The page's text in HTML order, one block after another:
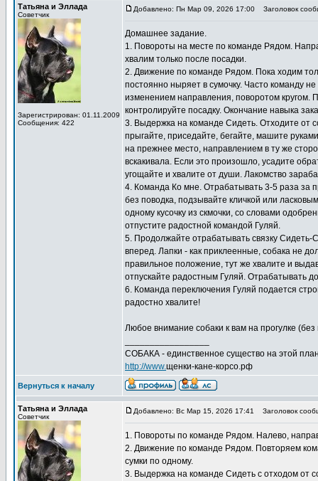
Татьяна и Эллада
Советчик
Зарегистрирован: 01.11.2009
Сообщения: 422
Добавлено: Пн Мар 09, 2026 17:00 Заголовок
Домашнее задание.
1. Повороты на месте по команде Рядом.
хвалим только после посадки.
2. Движение по команде Рядом. Пока ходим
постоянно ныряет в сумочку. Часто команду
изменением направления, поворотом кругом.
контролируйте посадку. Окончание навыка
3. Выдержка на команде Сидеть. Отходите от
прыгайте, приседайте, бегайте, машите
на прежнее место, направлением в ту же
вскакивала. Если это произошло, усадите
угощайте и хвалите от души. Лакомство
4. Команда Ко мне. Отрабатывать 3-5 раза за
без поводка, подзывайте кличкой или
одному кусочку из скмочки, со словами
отпустите радостной командой Гуляй.
5. Продолжайте отрабатывать связку Сидеть-
вперед. Лапки - как приклеенные, собака не
правильное положение, тут же хвалите и
отпускайте радостным Гуляй. Отрабатывать
6. Команда переключения Гуляй подается
радостно хвалите!
Любое внимание собаки к вам на прогулке
СОБАКА - единственное существо на этой
http://www.щенки-кане-корсо.рф
Вернуться к началу
Татьяна и Эллада
Советчик
Добавлено: Вс Мар 15, 2026 17:41 Заголовок
1. Повороты по команде Рядом. Налево,
2. Движение по команде Рядом. Повторяем
сумки по одному.
3. Выдержка на команде Сидеть с отходом от